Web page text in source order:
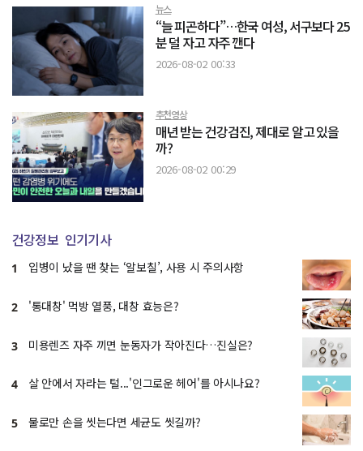
뉴스
“늘 피곤하다”…한국 여성, 서구보다 25
분 덜 자고 자주 깬다
2026-08-02 00:33
추천영상
매년 받는 건강검진, 제대로 알고 있을
까?
2026-08-02 00:29
건강정보 인기기사
1 입병이 났을 땐 찾는 ‘알보칠’, 사용 시 주의사항
2 '통대창' 먹방 열풍, 대창 효능은?
3 미용렌즈 자주 끼면 눈동자가 작아진다…진실은?
4 살 안에서 자라는 털...'인그로운 헤어'를 아시나요?
5 물로만 손을 씻는다면 세균도 씻길까?